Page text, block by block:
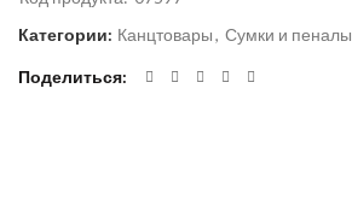
Категории: Канцтовары, Сумки и пеналы
Поделиться